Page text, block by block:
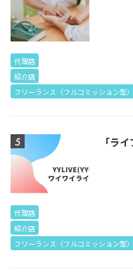
代理店
紹介店
フリーランス（フルコミッション型）
「ラ
代理店
紹介店
フリーランス（フルコミッション型）